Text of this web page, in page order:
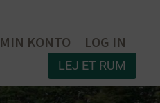
MIN KONTO LOG IN
LEJ ET RUM